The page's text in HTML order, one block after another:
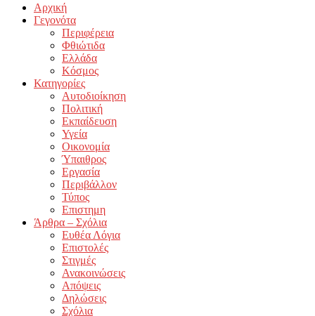
Αρχική
Γεγονότα
Περιφέρεια
Φθιώτιδα
Ελλάδα
Κόσμος
Κατηγορίες
Αυτοδιοίκηση
Πολιτική
Εκπαίδευση
Υγεία
Οικονομία
Ύπαιθρος
Εργασία
Περιβάλλον
Τύπος
Επιστημη
Άρθρα – Σχόλια
Ευθέα Λόγια
Επιστολές
Στιγμές
Ανακοινώσεις
Απόψεις
Δηλώσεις
Σχόλια